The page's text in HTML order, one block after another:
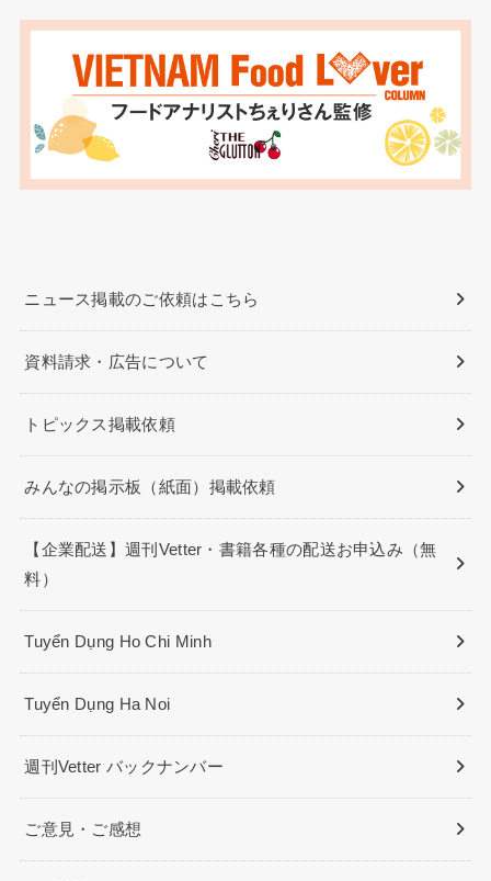
ニュース掲載のご依頼はこちら
資料請求・広告について
トピックス掲載依頼
みんなの掲示板（紙面）掲載依頼
【企業配送】週刊Vetter・書籍各種の配送お申込み（無
料）
Tuyển Dụng Ho Chi Minh
Tuyển Dụng Ha Noi
週刊Vetter バックナンバー
ご意見・ご感想